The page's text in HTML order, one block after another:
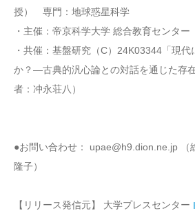
授） 専門：地球惑星科学
・主催：帝京科学大学 総合教育センター
・共催：基盤研究（C）24K03344「現
か？―古典的汎心論との対話を通じた存
者：冲永荘八）
●お問い合わせ： upae@h9.dion.ne.jp （
隆子）
【リリース発信元】 大学プレスセンター